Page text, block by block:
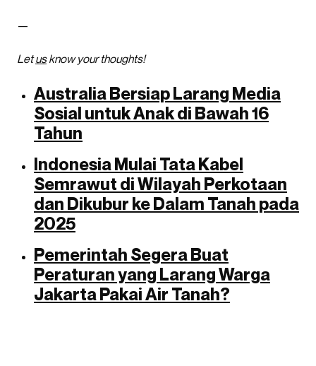
—
Letusknow your thoughts!
Australia Bersiap Larang Media
Sosial untuk Anak di Bawah 16
Tahun
Indonesia Mulai Tata Kabel
Semrawut di Wilayah Perkotaan
dan Dikubur ke Dalam Tanah pada
2025
Pemerintah Segera Buat
Peraturan yang Larang Warga
Jakarta Pakai Air Tanah?